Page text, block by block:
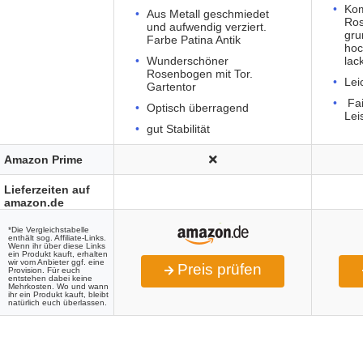
Aus Metall geschmiedet
und aufwendig verziert.
Farbe Patina Antik
Wunderschöner
Rosenbogen mit Tor.
Gartentor
Optisch überragend
gut Stabilität
Preis prüfen
Amazon Prime
Lieferzeiten auf
amazon.de
*Die Vergleichstabelle
enthält sog. Affiliate-Links.
Wenn ihr über diese Links
ein Produkt kauft, erhalten
wir vom Anbieter ggf. eine
Provision. Für euch
entstehen dabei keine
Mehrkosten. Wo und wann
ihr ein Produkt kauft, bleibt
natürlich euch überlassen.